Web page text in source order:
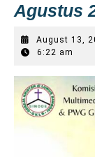
Agustus
August 13,
6:22 am